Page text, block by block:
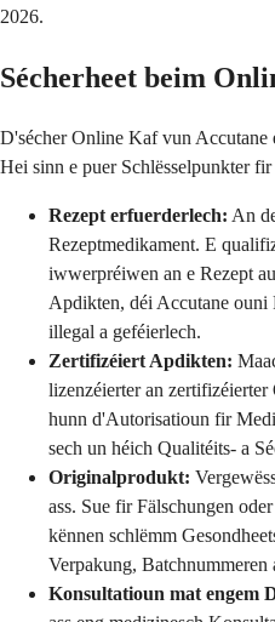
2026.
Sécherheet beim
D'sécher Online Kaf vun Accutane
Hei sinn e puer Schlësselpunkter
Rezept erfuerderlech: An
Rezeptmedikament. E
iwwerpréiwen an e Rezept
Apdikten, déi Accutane ouni
illegal a geféierlech.
Zertifizéiert Apdikten:
lizenzéierter an
hunn d'Autorisatioun fir
sech un héich Qualitéits- a
Originalprodukt:
ass. Sue fir Fälschungen
kënnen schlëmm
Verpakung, Batchnummeren
Konsultatioun mat engem